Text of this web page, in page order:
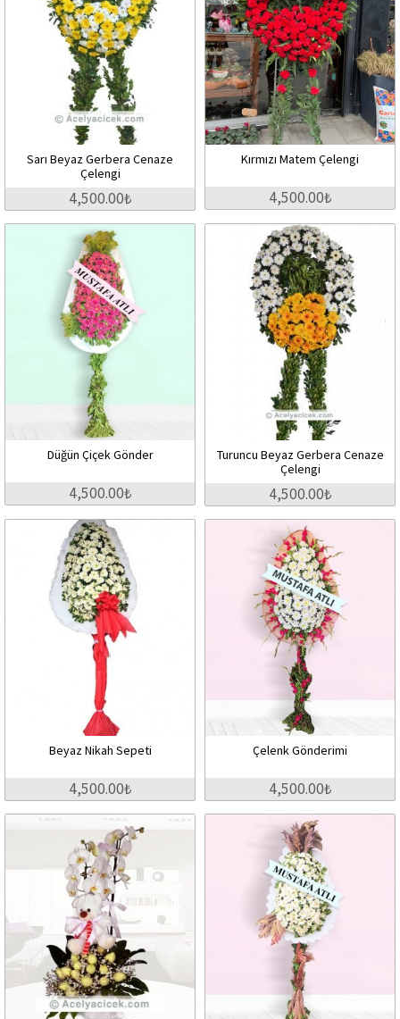
Sarı Beyaz Gerbera Cenaze
Çelengi
4,500.00₺
Kırmızı Matem Çelengi
4,500.00₺
Düğün Çiçek Gönder
4,500.00₺
Turuncu Beyaz Gerbera Cenaze
Çelengi
4,500.00₺
Beyaz Nikah Sepeti
4,500.00₺
Çelenk Gönderimi
4,500.00₺